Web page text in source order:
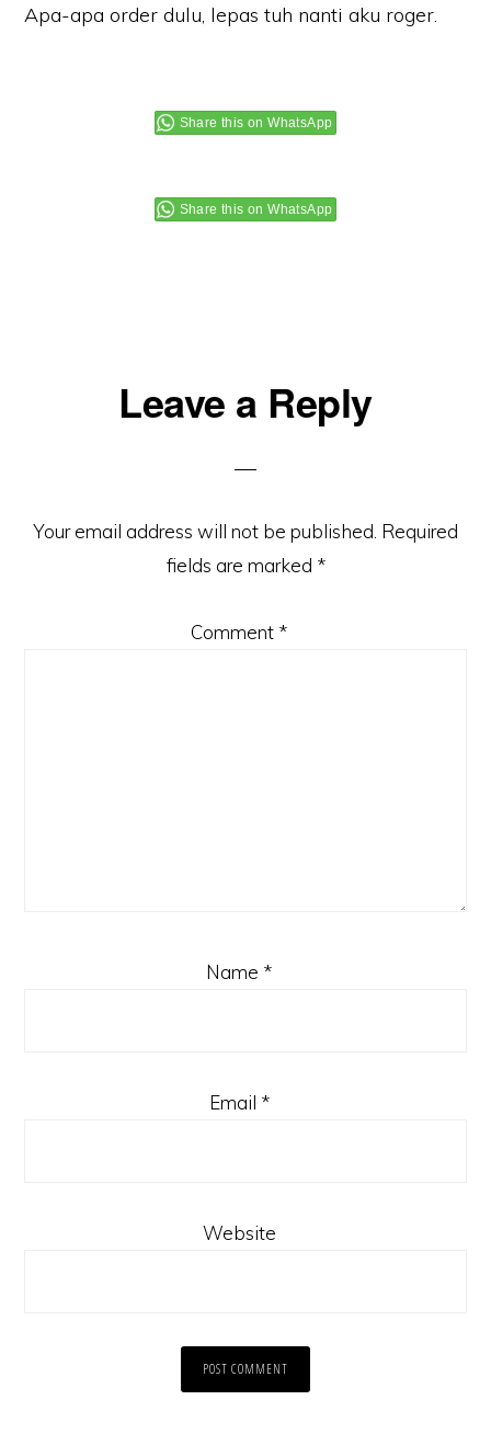
Apa-apa order dulu, lepas tuh nanti aku roger.
Share this on WhatsApp
Share this on WhatsApp
ReaderLeave a Reply
Your email address will not be published. Required
fields are marked *
Comment *
Name *
Email *
Website